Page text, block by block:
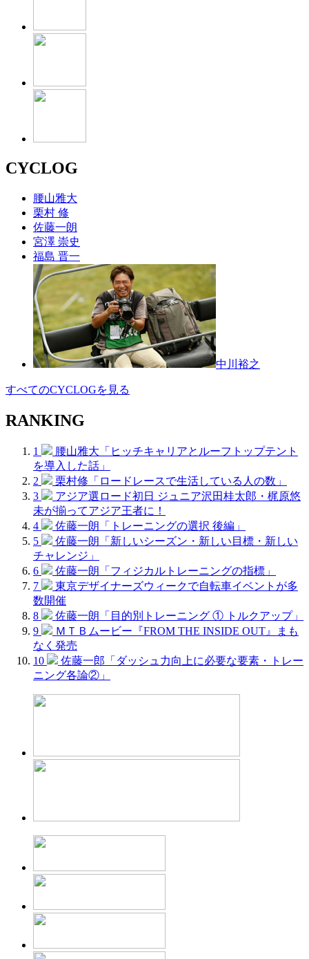
CYCLOG
腰山雅大
栗村 修
佐藤一朗
宮澤 崇史
福島 晋一
中川裕之
すべてのCYCLOGを見る
RANKING
1
腰山雅大「ヒッチキャリアとルーフトップテント
を導入した話」
2
栗村修「ロードレースで生活している人の数」
3
アジア選ロード初日 ジュニア沢田桂太郎・梶原悠
未が揃ってアジア王者に！
4
佐藤一朗「トレーニングの選択 後編」
5
佐藤一朗「新しいシーズン・新しい目標・新しい
チャレンジ」
6
佐藤一朗「フィジカルトレーニングの指標」
7
東京デザイナーズウィークで自転車イベントが多
数開催
8
佐藤一朗「目的別トレーニング ① トルクアップ」
9
ＭＴＢムービー『FROM THE INSIDE OUT』まも
なく発売
10
佐藤一郎「ダッシュ力向上に必要な要素・トレー
ニング各論②」